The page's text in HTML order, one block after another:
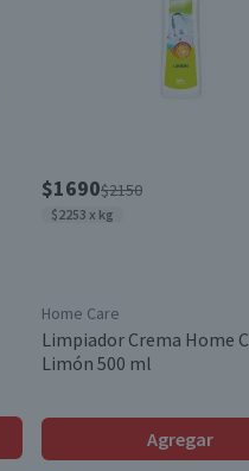
$1690$2150
$2253 x kg
Home Care
Limpiador Crema Home
Limón 500 ml
Agregar